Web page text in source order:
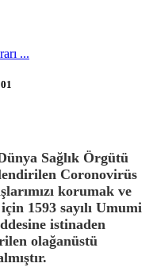
...
ünya Sağlık Örgütü
Coronovirüs
korumak ve
için 1593 sayılı Umumi
istinaden
olağanüstü